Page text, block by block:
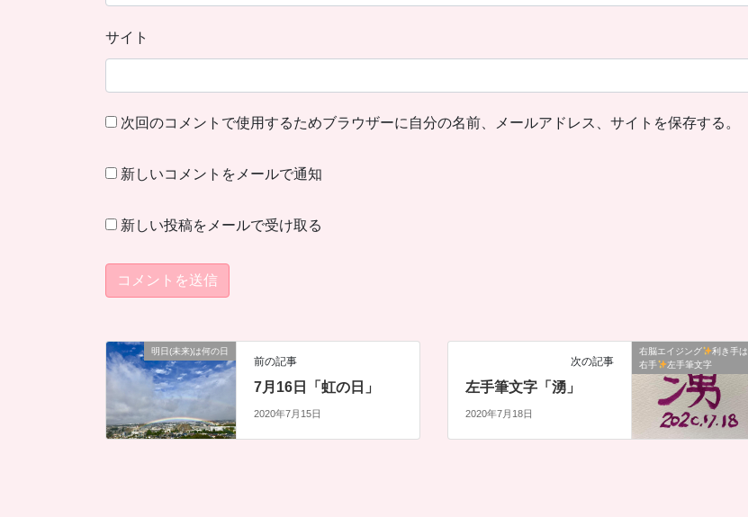
サイト
次回のコメントで使用するためブラウザーに自分の名前、メールアドレス、サイトを保存する。
新しいコメントをメールで通知
新しい投稿をメールで受け取る
明日(未来)は何の日
前の記事
7月16日「虹の日」
2020年7月15日
右脳エイジング
利き手は
右手
左手筆文字
次の記事
左手筆文字「湧」
2020年7月18日